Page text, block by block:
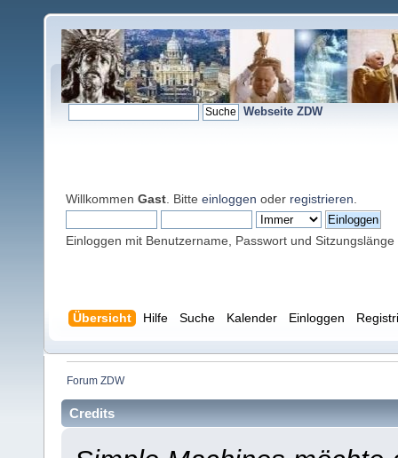
Webseite ZDW
Willkommen Gast . Bitte einloggen oder registrieren
Einloggen mit Benutzername, Passwort und Sitzungslänge
Übersicht Hilfe Suche Kalender Einloggen
Forum ZDW
Credits